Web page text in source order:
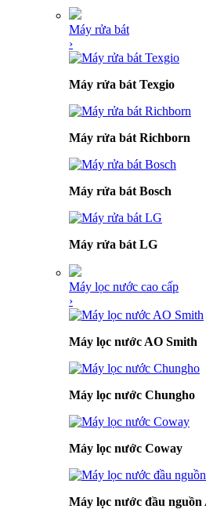
Máy rửa bát
›
Máy rửa bát Texgio
Máy rửa bát Richborn
Máy rửa bát Bosch
Máy rửa bát LG
Máy lọc nước cao cấp
›
Máy lọc nước AO Smith
Máy lọc nước Chungho
Máy lọc nước Coway
Máy lọc nước đầu nguồn